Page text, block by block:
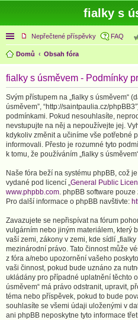
fialky s
Rychlé odkazy
Nepřečtené příspěvky FAQ
Domů
Obsah fóra
fialky s úsměvem - Podmínky
Svým přístupem na „fialky s úsměvem“
úsměvem”, “http://saintpaulia.cz/
podmínkami. Pokud nesouhlasíte,
nevstupujte na něj a nepoužívejte jej.
kdykoliv změnit a učiníme vše potřebné
informovali. Přesto je rozumné tyto
k tomu, že používáním „fialky s
Naše fóra beží na systému phpBB, což
vydané pod licencí „General Public
www.phpbb.com. phpBB software
Pro další informace o phpBB navštivte:
Zavazujete se nepřispívat na fórum
vulgárním nebo jiným materiálem, který
vaší zemi, zákony v zemi, kde sídlí
mezinárodní právo. Tato činnost může
z fóra a/nebo upozornění vašeho
vaši činnost, pokud bude uznáno za
ukládány pro případné uplatnění těchto
úsměvem“ má právo odstranit, upravit,
téma nebo příspěvek, pokud to bude
souhlasíte se všemi údaji uloženými v
ani phpBB neposkytne tyto informace